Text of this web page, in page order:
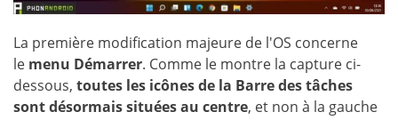
La première modification majeure de l'OS concerne
le menu Démarrer. Comme le montre la capture ci-
dessous, toutes les icônes de la Barre des tâches
sont désormais situées au centre, et non à la gauche